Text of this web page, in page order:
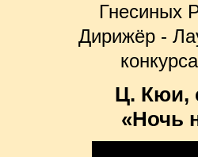
Гнесиных
Дирижёр -
Ц. Кюи,
«Ночь